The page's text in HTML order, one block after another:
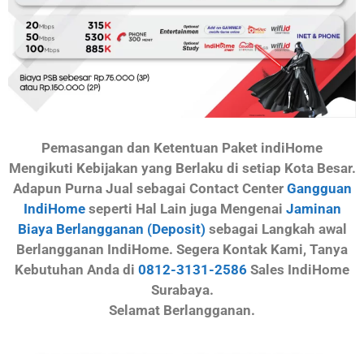
Pemasangan dan Ketentuan Paket indiHome
Mengikuti Kebijakan yang Berlaku di setiap Kota Besar.
Adapun Purna Jual sebagai Contact Center Gangguan
IndiHomeseperti Hal Lain juga Mengenai Jaminan
Biaya Berlangganan (Deposit) sebagai Langkah awal
Berlangganan IndiHome. Segera Kontak Kami, Tanya
Kebutuhan Anda di 0812-3131-2586 Sales IndiHome
Surabaya.
Selamat Berlangganan.